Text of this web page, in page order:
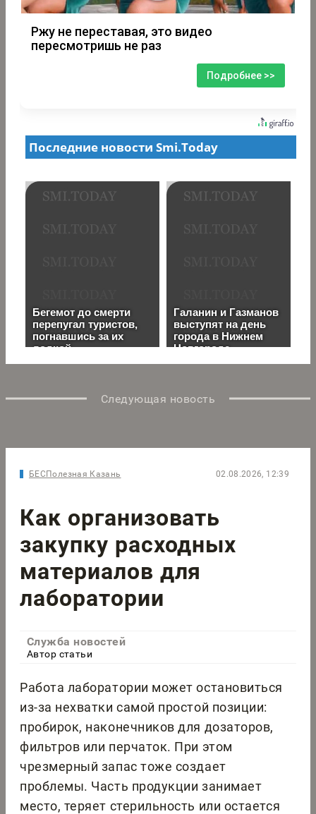
Ржу не переставая, это видео
пересмотришь не раз
Подробнее >>
Следующая новость
БЕСПолезная Казань 02.08.2026, 12:39
Как организовать
закупку расходных
материалов для
лаборатории
Служба новостей
Автор статьи
Работа лаборатории может остановиться
из-за нехватки самой простой позиции:
пробирок, наконечников для дозаторов,
фильтров или перчаток. При этом
чрезмерный запас тоже создает
проблемы. Часть продукции занимает
место, теряет стерильность или остается